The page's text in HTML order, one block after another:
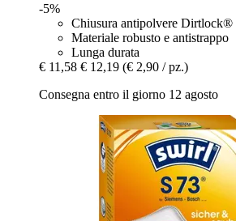
-5%
Chiusura antipolvere Dirtlock®
Materiale robusto e antistrappo
Lunga durata
€ 11,58 € 12,19 (€ 2,90 / pz.)
Consegna entro il giorno 12 agosto